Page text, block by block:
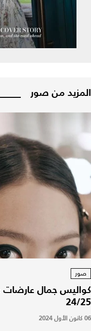
المزيد من صور
صور
24/25
06 كانون الأول 2024